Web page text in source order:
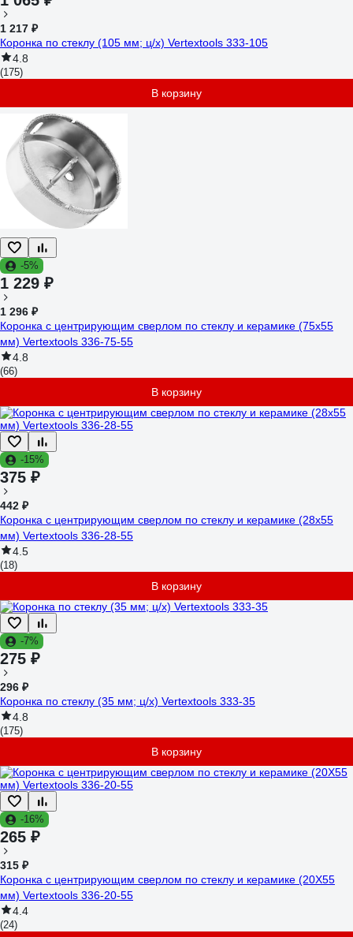
1 217 ₽
Коронка по стеклу (105 мм; ц/х) Vertextools 333-105
4.8
(175)
В корзину
-5%
1 229 ₽
1 296 ₽
Коронка с центрирующим сверлом по стеклу и керамике (75х55
мм) Vertextools 336-75-55
4.8
(66)
В корзину
-15%
375 ₽
442 ₽
Коронка с центрирующим сверлом по стеклу и керамике (28х55
мм) Vertextools 336-28-55
4.5
(18)
В корзину
-7%
275 ₽
296 ₽
Коронка по стеклу (35 мм; ц/х) Vertextools 333-35
4.8
(175)
В корзину
-16%
265 ₽
315 ₽
Коронка с центрирующим сверлом по стеклу и керамике (20Х55
мм) Vertextools 336-20-55
4.4
(24)